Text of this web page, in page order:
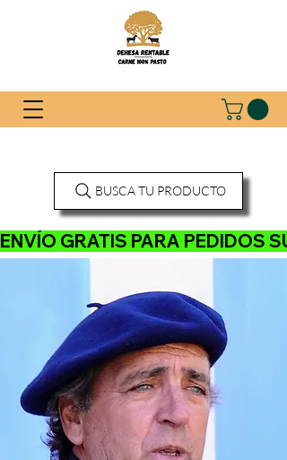
ENVÍO GRATIS PARA
BUSCA TU PRODUCTO